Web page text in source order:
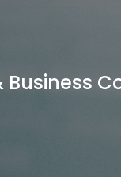
Business